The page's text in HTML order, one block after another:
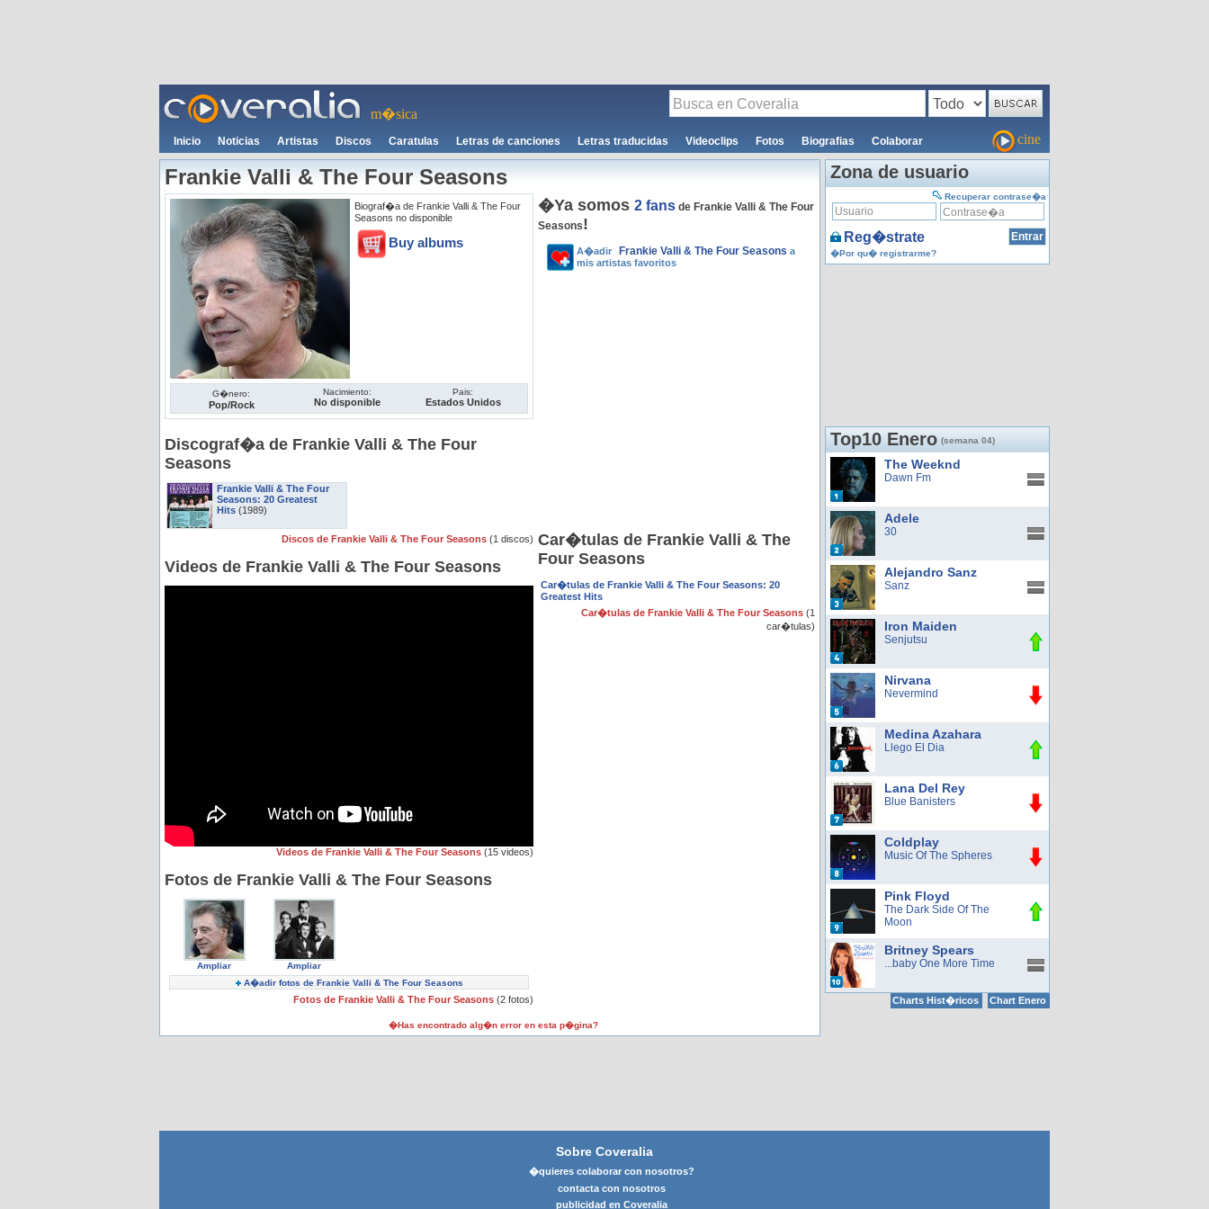
m�sica
Inicio Noticias Artistas Discos Caratulas Letras de canciones Letras traducidas Videoclips Fotos Biografias Colaborar cine
Frankie Valli & The Four Seasons
Biograf�a de Frankie Valli & The Four
Seasons no disponible
Buy albums
G�nero:
Pop/Rock
Nacimiento:
No disponible
Pais:
Estados Unidos
Discograf�a de Frankie Valli & The Four
Seasons
Frankie Valli & The Four
Seasons: 20 Greatest
Hits (1989)
Discos de Frankie Valli & The Four Seasons (1 discos)
Videos de Frankie Valli & The Four Seasons
Videos de Frankie Valli & The Four Seasons (15 videos)
Fotos de Frankie Valli & The Four Seasons
Ampliar
Ampliar
A�adir fotos de Frankie Valli & The Four Seasons
Fotos de Frankie Valli & The Four Seasons (2 fotos)
�Ya somos 2 fans de Frankie Valli & The Four
Seasons!
A�adir Frankie Valli & The Four Seasons a
mis artistas favoritos
Car�tulas de Frankie Valli & The
Four Seasons
Car�tulas de Frankie Valli & The Four Seasons: 20
Greatest Hits
Car�tulas de Frankie Valli & The Four Seasons (1
car�tulas)
�Has encontrado alg�n error en esta p�gina?
Zona de usuario
Recuperar contrase�a
Reg�strate
�Por qu� registrarme?
Top10 Enero (semana 04)
The Weeknd
Dawn Fm
Adele
30
Alejandro Sanz
Sanz
Iron Maiden
Senjutsu
Nirvana
Nevermind
Medina Azahara
Llego El Dia
Lana Del Rey
Blue Banisters
Coldplay
Music Of The Spheres
Pink Floyd
The Dark Side Of The
Moon
Britney Spears
...baby One More Time
Charts Hist�ricos Chart Enero
Sobre Coveralia
�quieres colaborar con nosotros?
contacta con nosotros
publicidad en Coveralia